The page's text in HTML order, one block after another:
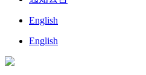
English
English